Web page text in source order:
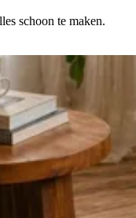
schoon te maken.